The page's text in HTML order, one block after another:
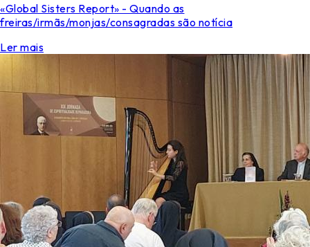
«Global Sisters Report» - Quando as
freiras/irmãs/monjas/consagradas são notícia
Ler mais